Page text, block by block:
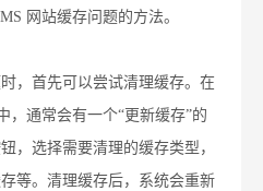
网站缓存问题的方法。
，首先可以尝试清理缓存。在
，通常会有一个“更新缓存”的
，选择需要清理的缓存类型，
等。清理缓存后，系统会重新